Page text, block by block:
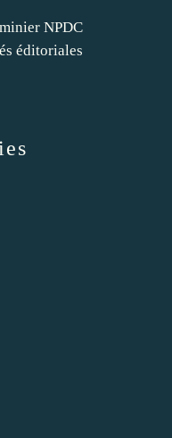
NPDC
éditoriales